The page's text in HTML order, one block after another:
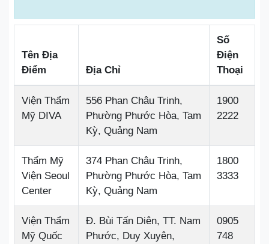
Tên Địa
Điểm
Địa Chỉ
Số
Điện
Thoại
Viện Thẩm
Mỹ DIVA
556 Phan Châu Trinh,
Phường Phước Hòa, Tam
Kỳ, Quảng Nam
1900
2222
Thẩm Mỹ
Viện Seoul
Center
374 Phan Châu Trinh,
Phường Phước Hòa, Tam
Kỳ, Quảng Nam
1800
3333
Viện Thẩm
Mỹ Quốc
Đ. Bùi Tấn Diên, TT. Nam
Phước, Duy Xuyên,
0905
748